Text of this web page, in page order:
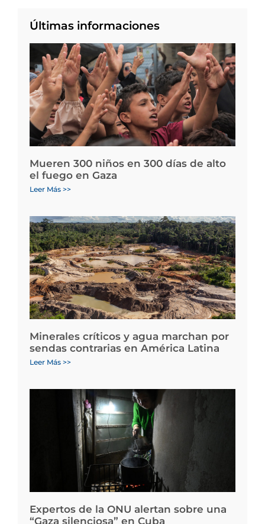
Últimas informaciones
Mueren 300 niños en 300 días de alto
el fuego en Gaza
Leer Más >>
Minerales críticos y agua marchan por
sendas contrarias en América Latina
Leer Más >>
Expertos de la ONU alertan sobre una
“Gaza silenciosa” en Cuba